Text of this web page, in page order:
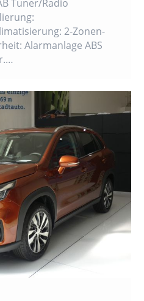
Tuner/Radio
2-Zonen-
Alarmanlage ABS